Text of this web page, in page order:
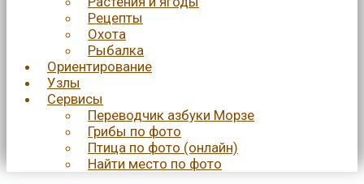
Рецепты
Охота
Рыбалка
Ориентирование
Узлы
Сервисы
Переводчик азбуки Морзе
Грибы по фото
Птица по фото (онлайн)
Найти место по фото